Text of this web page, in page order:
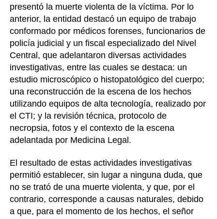
presentó la muerte violenta de la víctima. Por lo
anterior, la entidad destacó un equipo de trabajo
conformado por médicos forenses, funcionarios de
policía judicial y un fiscal especializado del Nivel
Central, que adelantaron diversas actividades
investigativas, entre las cuales se destaca: un
estudio microscópico o histopatológico del cuerpo;
una reconstrucción de la escena de los hechos
utilizando equipos de alta tecnología, realizado por
el CTI; y la revisión técnica, protocolo de
necropsia, fotos y el contexto de la escena
adelantada por Medicina Legal.
El resultado de estas actividades investigativas
permitió establecer, sin lugar a ninguna duda, que
no se trató de una muerte violenta, y que, por el
contrario, corresponde a causas naturales, debido
a que, para el momento de los hechos, el señor